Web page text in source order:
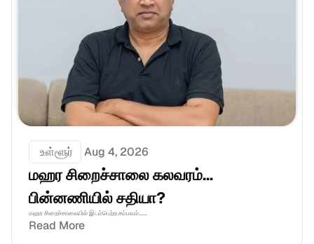
உள்ளூர் Aug 4, 2026
மஹர சிறைச்சாலை கலவரம்...
பின்னணியில் சதியா?
மஹர சிறைச்சாலையில் இடம்பெற்ற சம்பவம்......
Read More